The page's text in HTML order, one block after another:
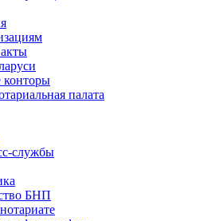
конторы
палата
службы
БНП